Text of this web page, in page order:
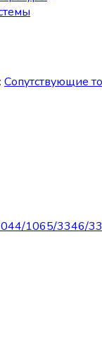
Сопутствующие
1065/3346/